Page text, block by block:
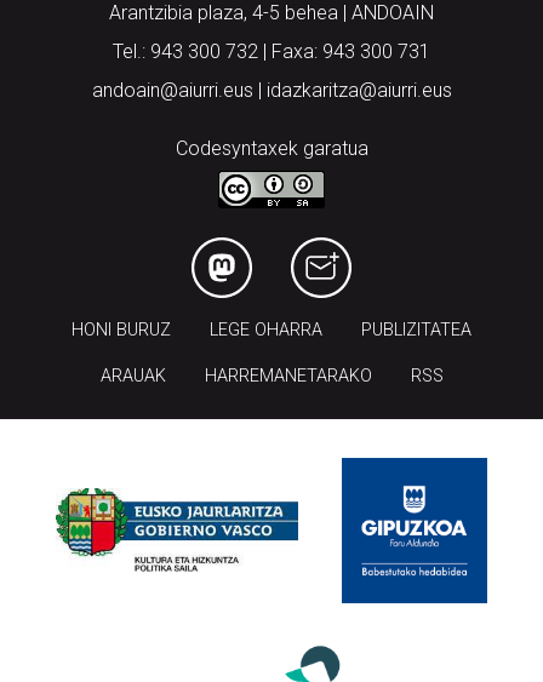
Arantzibia plaza, 4-5 behea | ANDOAIN
Tel.: 943 300 732 | Faxa: 943 300 731
andoain@aiurri.eus | idazkaritza@aiurri.eus
Codesyntaxek garatua
HONI BURUZ LEGE OHARRA PUBLIZITATEA
ARAUAK HARREMANETARAKO RSS